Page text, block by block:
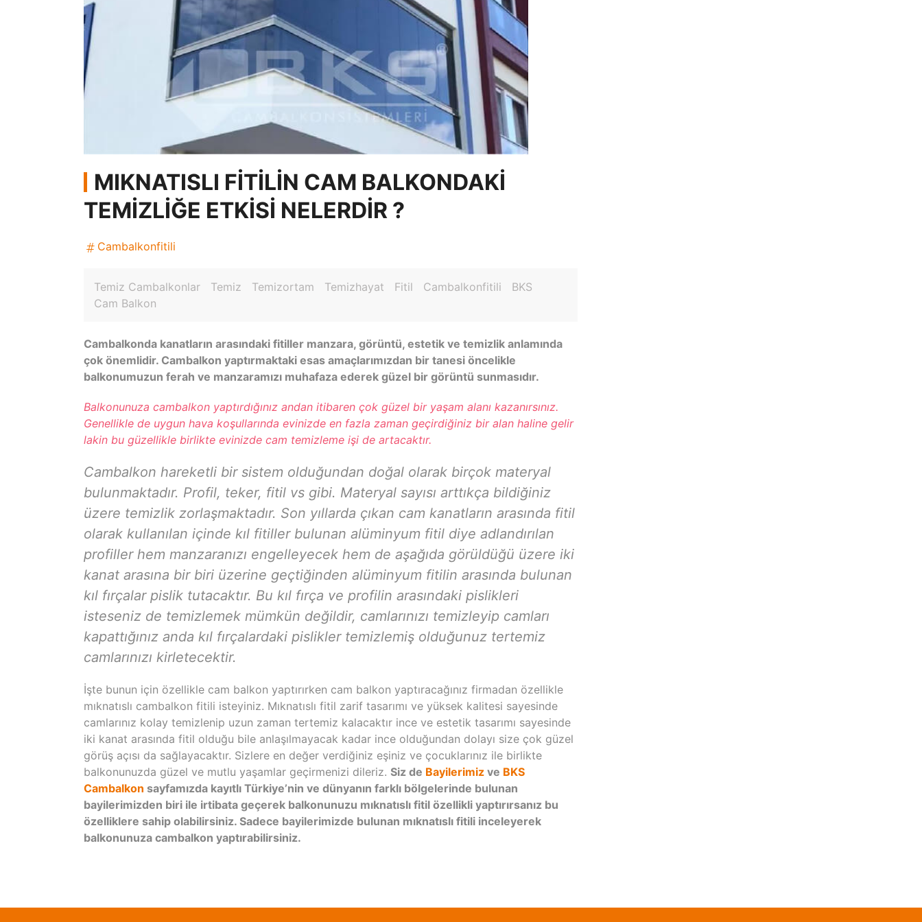
MIKNATISLI FITILIN CAM BALKONDAKI
TEMIZLIĞE ETKISI NELERDIR ?
Cambalkonfitili
Temiz Cambalkonlar Temiz Temizortam Temizhayat Fitil Cambalkonfitili
BKS
Cam Balkon
Cambalkonda kanatların arasındaki fitiller manzara, görüntü, estetik ve temizlik anlamında
çok önemlidir. Cambalkon yaptırmaktaki esas amaçlarımızdan bir tanesi öncelikle
balkonumuzun ferah ve manzaramızı muhafaza ederek güzel bir görüntü sunmasıdır.
Balkonunuza cambalkon yaptırdığınız andan itibaren çok güzel bir yaşam alanı kazanırsınız.
Genellikle de uygun hava koşullarında evinizde en fazla zaman geçirdiğiniz bir alan haline gelir
lakin bu güzellikle birlikte evinizde cam temizleme işi de artacaktır.
Cambalkon hareketli bir sistem olduğundan doğal olarak birçok materyal
bulunmaktadır. Profil, teker, fitil vs gibi. Materyal sayısı arttıkça bildiğiniz
üzere temizlik zorlaşmaktadır. Son yıllarda çıkan cam kanatların arasında fitil
olarak kullanılan içinde kıl fitiller bulunan alüminyum fitil diye adlandırılan
profiller hem manzaranızı engelleyecek hem de aşağıda görüldüğü üzere iki
kanat arasına bir biri üzerine geçtiğinden alüminyum fitilin arasında bulunan
kıl fırçalar pislik tutacaktır. Bu kıl fırça ve profilin arasındaki pislikleri
isteseniz de temizlemek mümkün değildir, camlarınızı temizleyip camları
kapattığınız anda kıl fırçalardaki pislikler temizlemiş olduğunuz tertemiz
camlarınızı kirletecektir.
İşte bunun için özellikle cam balkon yaptırırken cam balkon yaptıracağınız firmadan özellikle
mıknatıslı cambalkon fitili isteyiniz. Mıknatıslı fitil zarif tasarımı ve yüksek kalitesi sayesinde
camlarınız kolay temizlenip uzun zaman tertemiz kalacaktır ince ve estetik tasarımı sayesinde
iki kanat arasında fitil olduğu bile anlaşılmayacak kadar ince olduğundan dolayı size çok güzel
görüş açısı da sağlayacaktır. Sizlere en değer verdiğiniz eşiniz ve çocuklarınız ile birlikte
balkonunuzda güzel ve mutlu yaşamlar geçirmenizi dileriz. Siz de Bayilerimiz ve BKS
Cambalkon sayfamızda kayıtlı Türkiye’nin ve dünyanın farklı bölgelerinde bulunan
bayilerimizden biri ile irtibata geçerek balkonunuzu mıknatıslı fitil özellikli yaptırırsanız bu
özelliklere sahip olabilirsiniz. Sadece bayilerimizde bulunan mıknatıslı fitili inceleyerek
balkonunuza cambalkon yaptırabilirsiniz.